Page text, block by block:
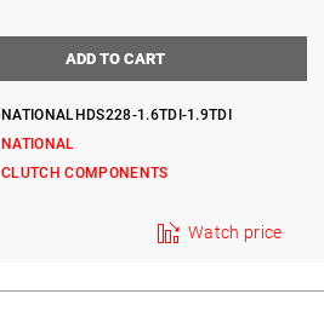
NATIONALHDS228-1.6TDI-1.9TDI
NATIONAL
CLUTCH COMPONENTS
Watch price